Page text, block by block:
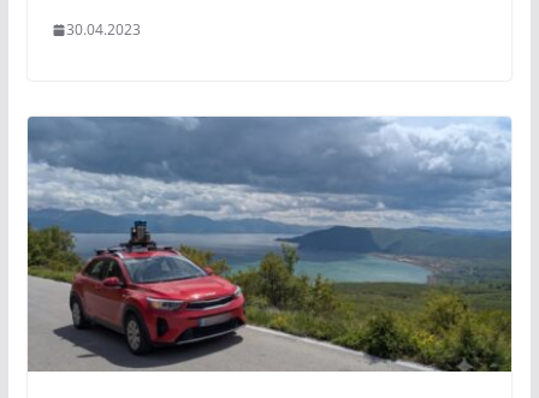
30.04.2023